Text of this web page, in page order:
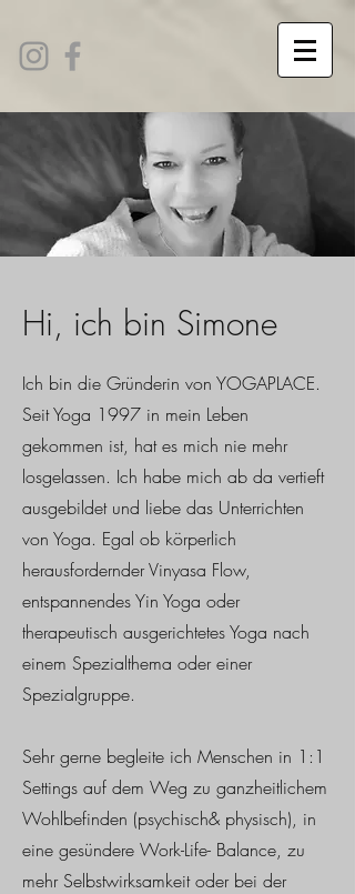
Hi, ich bin Simone
Ich bin die Gründerin von YOGAPLACE.
Seit Yoga 1997 in mein Leben
gekommen ist, hat es mich nie mehr
losgelassen. Ich habe mich ab da vertieft
ausgebildet und liebe das Unterrichten
von Yoga. Egal ob körperlich
herausfordernder Vinyasa Flow,
entspannendes Yin Yoga oder
therapeutisch ausgerichtetes Yoga nach
einem Spezialthema oder einer
Spezialgruppe.
Sehr gerne begleite ich Menschen in 1:1
Settings auf dem Weg zu ganzheitlichem
Wohlbefinden (psychisch& physisch), in
eine gesündere Work-Life- Balance, zu
mehr Selbstwirksamkeit oder bei der